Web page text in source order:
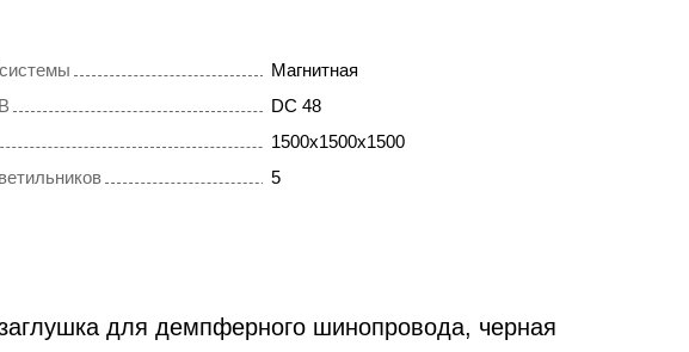
Магнитная
DC 48
1500x1500x1500
5
для демпферного шинопровода, черная